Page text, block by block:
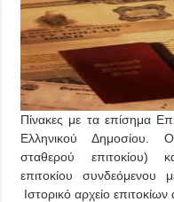
Πίνακες με τα επίσημα
Ελληνικού Δημοσίου.
σταθερού επιτοκίου)
επιτοκίου συνδεόμενου
Ιστορικό αρχείο